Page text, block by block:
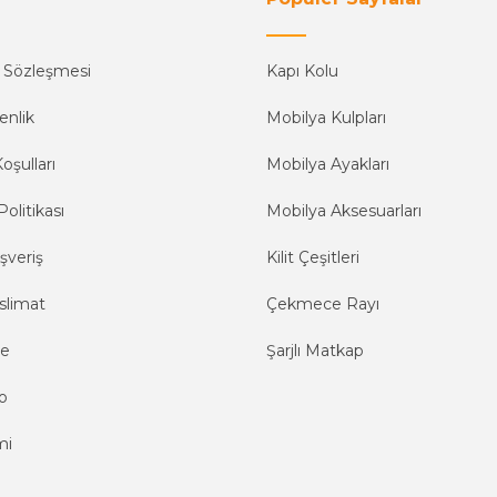
Sözleşmesi Kapı Kolu
Mobilya Kulpları
Mobilya Ayakları
Mobilya Aksesuarları
Kilit Çeşitleri
Çekmece Rayı
Şarjlı Matkap